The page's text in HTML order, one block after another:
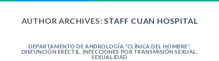
AUTHOR ARCHIVES:STAFF CUAN HOSPITAL
DEPARTAMENTO DE ANDROLOGÍA “CLÍNICA DEL HOMBRE“,
DISFUNCIÓN ERÉCTIL
INFECCIONES POR TRANSMISIÓN SEXUAL
SEXUALIDAD